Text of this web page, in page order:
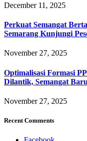
December 11, 2025
Perkuat Semangat
Semarang Kunjungi
November 27, 2025
Optimalisasi Formasi
Dilantik, Semangat
November 27, 2025
Recent Comments